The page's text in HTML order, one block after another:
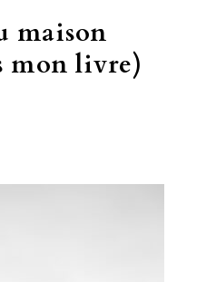
maison
mon livre)